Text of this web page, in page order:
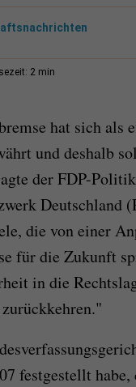
2 min
hat sich als
und deshalb
der FDP-
Deutschland
die von einer
für die Zukunft
in die
festgestellt habe,